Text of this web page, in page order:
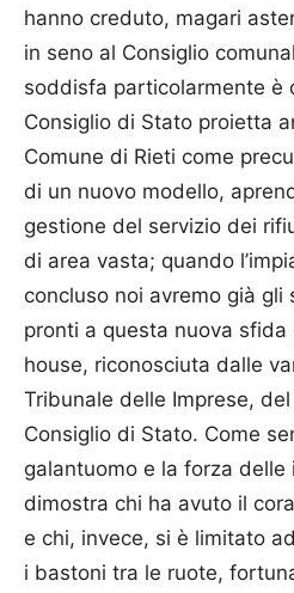
hanno creduto, magari
in seno al Consiglio
soddisfa particolarmente è
Consiglio di Stato proietta
Comune di Rieti come
di un nuovo modello,
gestione del servizio dei
di area vasta; quando
concluso noi avremo già gli
pronti a questa nuova sfida
house, riconosciuta dalle
Tribunale delle Imprese,
Consiglio di Stato. Come
galantuomo e la forza delle
dimostra chi ha avuto il
e chi, invece, si è limitato
i bastoni tra le ruote,